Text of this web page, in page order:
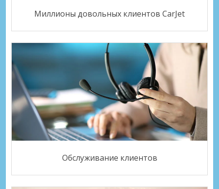
Миллионы довольных клиентов CarJet
Обслуживание клиентов